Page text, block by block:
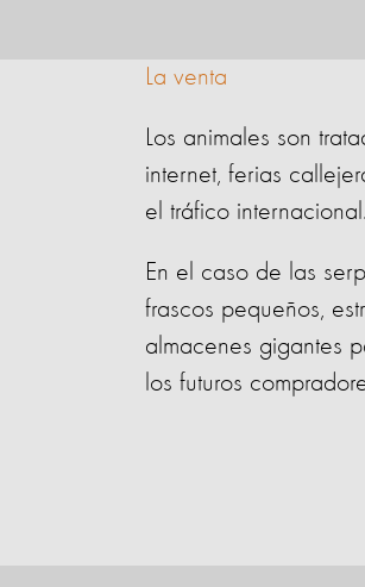
La venta
Los animales son
internet, ferias
el tráfico internacional.
En el caso de las
frascos pequeños,
almacenes gigantes
los futuros